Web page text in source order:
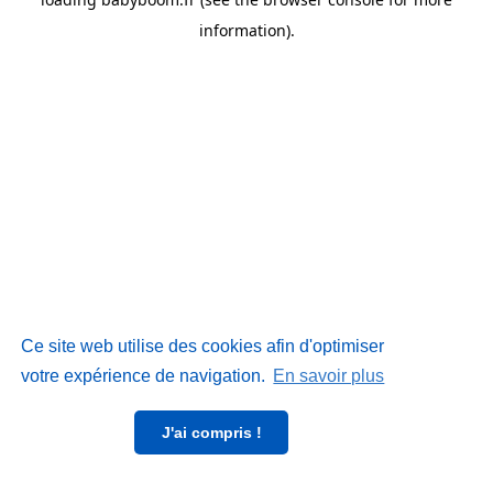
Ce site web utilise des cookies afin d'optimiser
votre expérience de navigation. En savoir plus
J'ai compris !
information).